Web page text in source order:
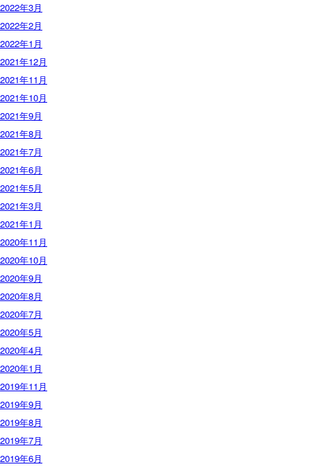
2022年3月
2022年2月
2022年1月
2021年12月
2021年11月
2021年10月
2021年9月
2021年8月
2021年7月
2021年6月
2021年5月
2021年3月
2021年1月
2020年11月
2020年10月
2020年9月
2020年8月
2020年7月
2020年5月
2020年4月
2020年1月
2019年11月
2019年9月
2019年8月
2019年7月
2019年6月